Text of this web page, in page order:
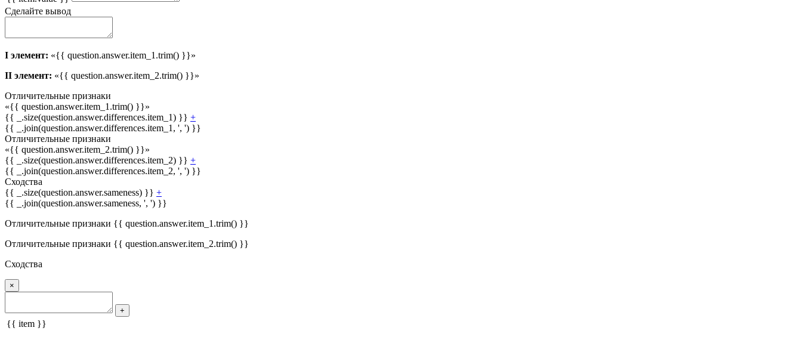
Сделайте вывод
I элемент: «{{ question.answer.item_1.trim() }}»
II элемент: «{{ question.answer.item_2.trim() }}»
Отличительные признаки
«{{ question.answer.item_1.trim() }}»
{{ _.size(question.answer.differences.item_1) }} +
{{ _.join(question.answer.differences.item_1, ', ') }}
Отличительные признаки
«{{ question.answer.item_2.trim() }}»
{{ _.size(question.answer.differences.item_2) }} +
{{ _.join(question.answer.differences.item_2, ', ') }}
Сходства
{{ _.size(question.answer.sameness) }} +
{{ _.join(question.answer.sameness, ', ') }}
Отличительные признаки {{ question.answer.item_1.trim() }}
Отличительные признаки {{ question.answer.item_2.trim() }}
Сходства
×
+
{{ item }}